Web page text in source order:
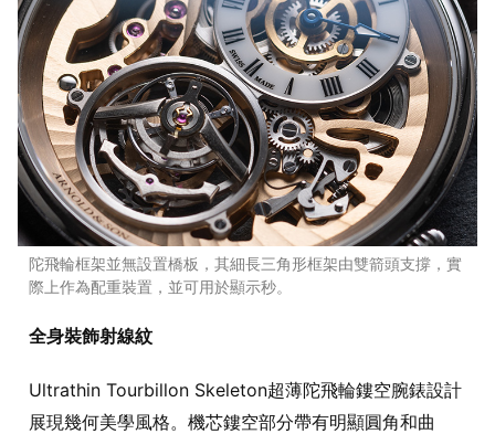
陀飛輪框架並無設置橋板，其細長三角形框架由雙箭頭支撐，實
際上作為配重裝置，並可用於顯示秒。
全身裝飾射線紋
Ultrathin Tourbillon Skeleton超薄陀飛輪鏤空腕錶設計
展現幾何美學風格。機芯鏤空部分帶有明顯圓角和曲